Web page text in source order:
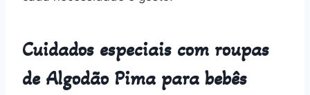
Cuidados especiais com roupas
de Algodão Pima para bebês